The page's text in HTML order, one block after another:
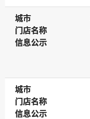
城市
城市
门店名称
门店名称
信息公示
信息公示
城市
城市
门店名称
门店名称
信息公示
信息公示